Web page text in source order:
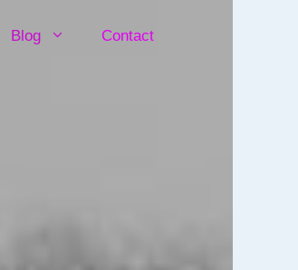
Blog Contact